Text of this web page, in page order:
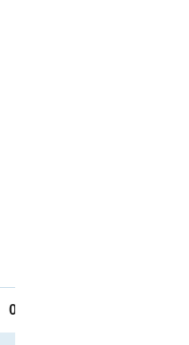
06:00